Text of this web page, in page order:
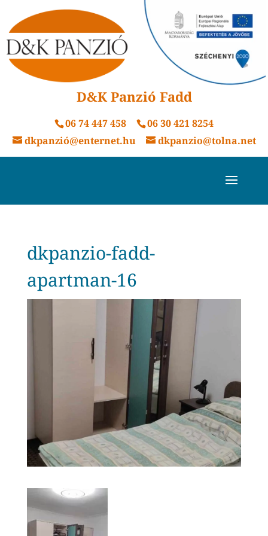
D&K Panzió Fadd
06 74 447 458
06 30 421 8254
dkpanzió@enternet.hu
dkpanzio@tolna.net
dkpanzio-fadd-
apartman-16